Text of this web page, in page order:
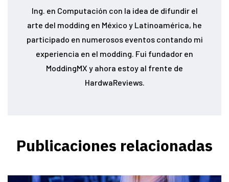
Ing. en Computación con la idea de difundir el
arte del modding en México y Latinoamérica, he
participado en numerosos eventos contando mi
experiencia en el modding. Fui fundador en
ModdingMX y ahora estoy al frente de
HardwaReviews.
Publicaciones relacionadas